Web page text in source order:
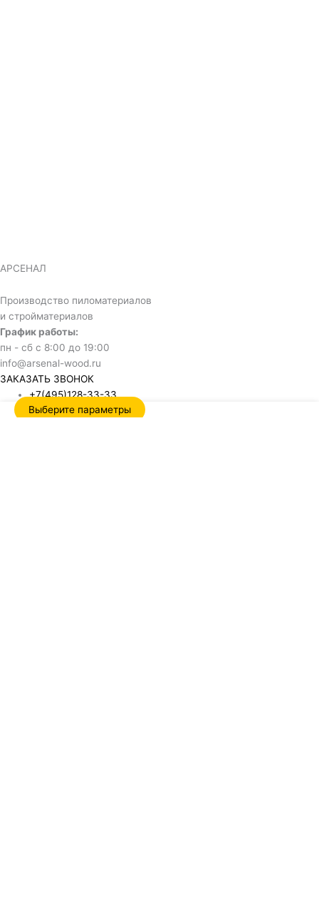
АРСЕНАЛ
Производство пиломатериалов
и стройматериалов
График работы:
пн - сб с 8:00 до 19:00
info@arsenal-wood.ru
ЗАКАЗАТЬ ЗВОНОК
+7(495)128-33-33
Выберите параметры